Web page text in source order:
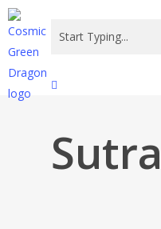
Skip
to
main
content
Close
Sutra